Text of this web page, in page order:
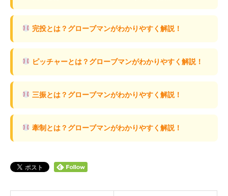
完投とは？グローブマンがわかりやすく解説！
ピッチャーとは？グローブマンがわかりやすく解説！
三振とは？グローブマンがわかりやすく解説！
牽制とは？グローブマンがわかりやすく解説！